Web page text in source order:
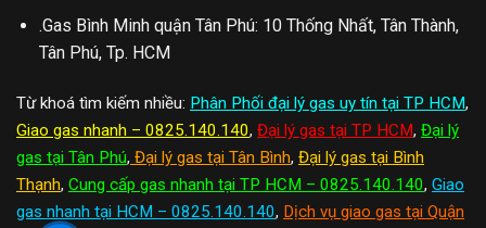
.Gas Bình Minh quận Tân Phú: 10 Thống Nhất, Tân Thành,
Tân Phú, Tp. HCM
Từ khoá tìm kiếm nhiều: Phân Phối đại lý gas uy tín tại TP HCM,
Giao gas nhanh – 0825.140.140, Đại lý gas tại TP HCM, Đại lý
gas tại Tân Phú, Đại lý gas tại Tân Bình, Đại lý gas tại Bình
Thạnh, Cung cấp gas nhanh tại TP HCM – 0825.140.140, Giao
gas nhanh tại HCM – 0825.140.140, Dịch vụ giao gas tại Quận